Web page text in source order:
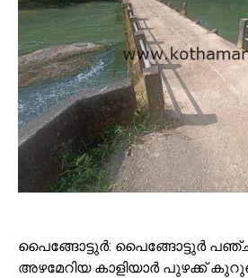
പൈങ്ങോട്ടുര്‍: പൈങ്ങോട്ടുര്‍
അഴമേറിയ കാളിയാര്‍ പുഴക്ക്